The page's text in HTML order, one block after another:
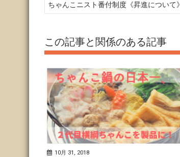
ちゃんこニスト番付制度《昇進について》
この記事と関係のある記事
10月 31, 2018